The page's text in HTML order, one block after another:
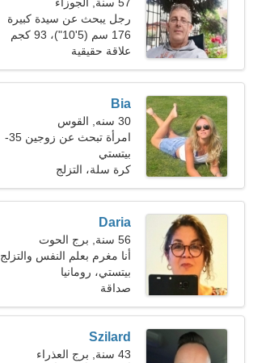
رجل يبحث عن سيدة كبيرة
50-53
176 سم (5'10")، 93 كجم
(205 رطلا)
علاقة حقيقية
Bia
30 سنه, القوس
امرأة تبحث عن زوجين 35-
40
بيتستي
كرة سلة، التزلج
Daria
56 سنة, برج الحوت
أنا مغرم بعلم النفس والتزلج
بيتستي، رومانيا
صداقة
Szilard
43 سنة, برج العذراء